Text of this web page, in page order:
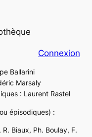
Connexion
Ballarini
Marsaly
: Laurent Rastel
épisodiques) :
Biaux, Ph. Boulay, F.